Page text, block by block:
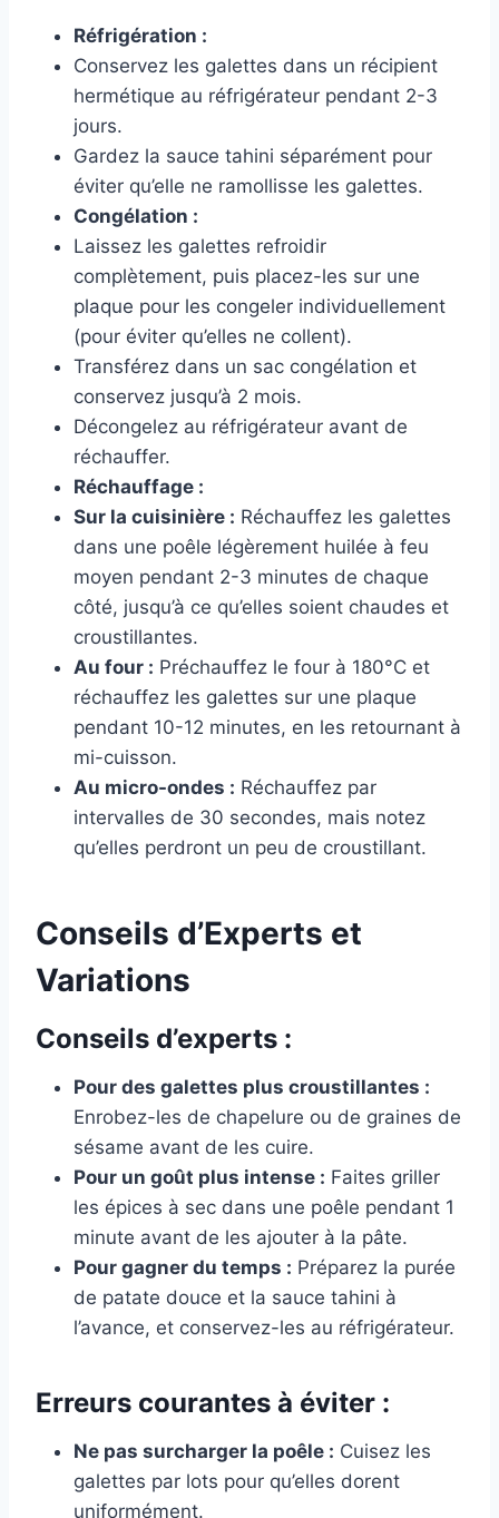
Réfrigération :
Conservez les galettes dans un récipient
hermétique au réfrigérateur pendant 2-3
jours.
Gardez la sauce tahini séparément pour
éviter qu’elle ne ramollisse les galettes.
Congélation :
Laissez les galettes refroidir
complètement, puis placez-les sur une
plaque pour les congeler individuellement
(pour éviter qu’elles ne collent).
Transférez dans un sac congélation et
conservez jusqu’à 2 mois.
Décongelez au réfrigérateur avant de
réchauffer.
Réchauffage :
Sur la cuisinière : Réchauffez les galettes
dans une poêle légèrement huilée à feu
moyen pendant 2-3 minutes de chaque
côté, jusqu’à ce qu’elles soient chaudes et
croustillantes.
Au four : Préchauffez le four à 180°C et
réchauffez les galettes sur une plaque
pendant 10-12 minutes, en les retournant à
mi-cuisson.
Au micro-ondes : Réchauffez par
intervalles de 30 secondes, mais notez
qu’elles perdront un peu de croustillant.
Conseils d’Experts et
Variations
Conseils d’experts :
Pour des galettes plus croustillantes :
Enrobez-les de chapelure ou de graines de
sésame avant de les cuire.
Pour un goût plus intense : Faites griller
les épices à sec dans une poêle pendant 1
minute avant de les ajouter à la pâte.
Pour gagner du temps : Préparez la purée
de patate douce et la sauce tahini à
l’avance, et conservez-les au réfrigérateur.
Erreurs courantes à éviter :
Ne pas surcharger la poêle : Cuisez les
galettes par lots pour qu’elles dorent
uniformément.